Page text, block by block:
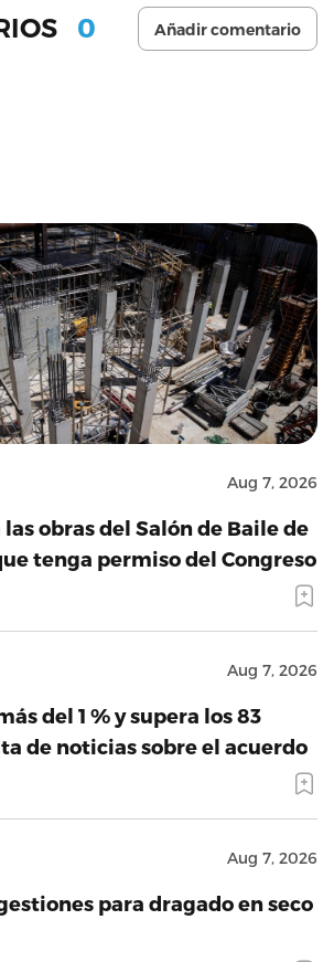
0 Añadir comentario
Aug 7, 2026
obras del Salón de Baile de
tenga permiso del Congreso
Aug 7, 2026
del 1 % y supera los 83
de noticias sobre el acuerdo
Aug 7, 2026
para dragado en seco